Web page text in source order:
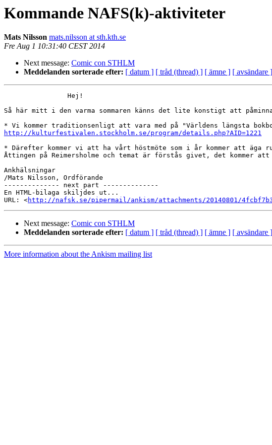
Kommande NAFS(k)-aktiviteter
Mats Nilsson mats.nilsson at sth.kth.se
Fre Aug 1 10:31:40 CEST 2014
Next message: Comic con STHLM
Meddelanden sorterade efter: [ datum ] [ tråd (thread) ] [ ämne ] [ avsändare ]
Så här mitt i den varma sommaren känns det lite konstigt att
http://kulturfestivalen.stockholm.se/program/details.php?AID=1221
* Därefter kommer vi att ha vårt höstmöte som i år kommer att äga
Åttingen på Reimersholme och temat är förstås givet, det kommer
Ankhälsningar
/Mats Nilsson, Ordförande
-------------- next part --------------
En HTML-bilaga skiljdes ut...
URL: <http://nafsk.se/pipermail/ankism/attachments/20140801/
Next message: Comic con STHLM
Meddelanden sorterade efter: [ datum ] [ tråd (thread) ] [ ämne ] [ avsändare ]
More information about the Ankism mailing list